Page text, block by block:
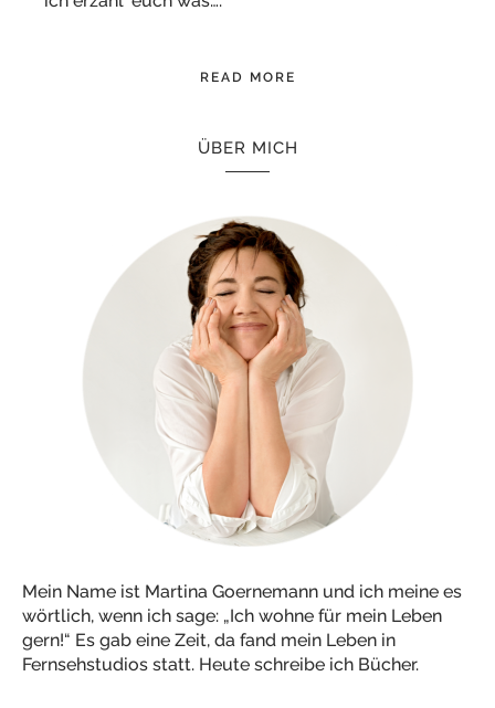
READ MORE
ÜBER MICH
Mein Name ist Martina Goernemann und ich meine es
wörtlich, wenn ich sage: „Ich wohne für mein Leben
gern!“ Es gab eine Zeit, da fand mein Leben in
Fernsehstudios statt. Heute schreibe ich Bücher.